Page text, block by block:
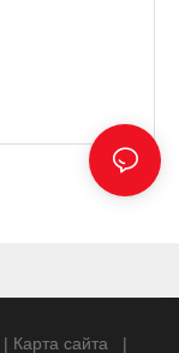
| Карта сайта |